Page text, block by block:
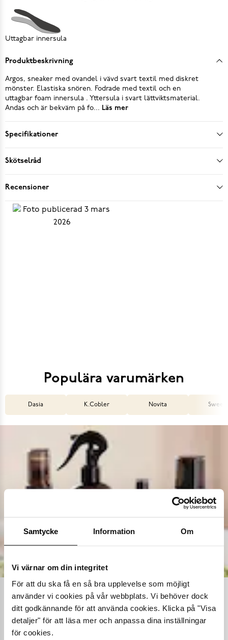
Samtycke Information Om
Vi värnar om din integritet
För att du ska få en så bra upplevelse som möjligt
använder vi cookies på vår webbplats. Vi behöver dock
ditt godkännande för att använda cookies. Klicka på "Visa
detaljer" för att läsa mer och anpassa dina inställningar
för cookies.
Uttagbar innersula
Produktbeskrivning
Argos, sneaker med ovandel i vävd svart textil med diskret
mönster. Elastiska snören. Fodrade med textil och en
uttagbar foam innersula . Yttersula i svart lättviktsmaterial.
Andas och är bekväm på fo... Läs mer
Specifikationer
Skötselråd
Recensioner
Populära varumärken
Dasia K.Cobler Novita
Ta hand om dina skor
Våra noggrant utvalda skovårdsprodukter är skapade för att
förlänga livslängden på dina skor samtidigt som de behåller